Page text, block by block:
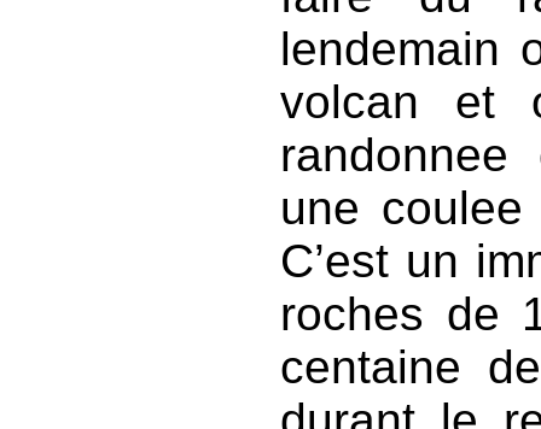
lendemain
volcan et
une
C’est un
roches de
centaine